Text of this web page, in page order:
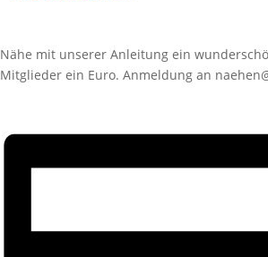
Nähe mit unserer Anleitung ein
Mitglieder ein Euro. Anmeldung an